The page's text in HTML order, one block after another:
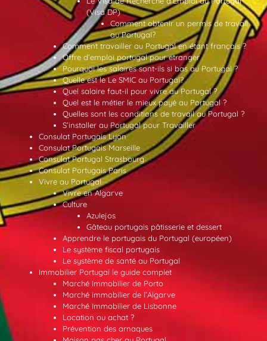
(Visa DP)
Comment obtenir un permis de travail
au Portugal?
Comment travailler au Portugal en étant français ?
Offre d’emploi portugal pour etranger
Pourquoi les salaires sont-ils si bas au Portugal ?
Quelle est le Le SMIC au Portugal?
Quel salaire faut-il pour vivre au Portugal ?
Quel est le métier le mieux payé au Portugal ?
Quelles sont les conditions de travail au Portugal ?
S’installer au Portugal pour Travailler
Consulat Portugais Lyon
Consulat Portugais Marseille
Consulat Portugal Strasbourg
Consulat Portugais Paris
Vivre au Portugal
Vivre en Algarve
Culture
Azulejos
Gâteau portugais pâtisserie et dessert
Apprendre le portugais du Portugal (européen)
Le système fiscal portugais
Le système de santé au Portugal
Immobilier Portugal le guide complet
Marché Immobilier de Porto
Marché immobilier de l’Algarve
Marché Immobilier de Lisbonne
Location ou achat ?
Prévention des arnaques